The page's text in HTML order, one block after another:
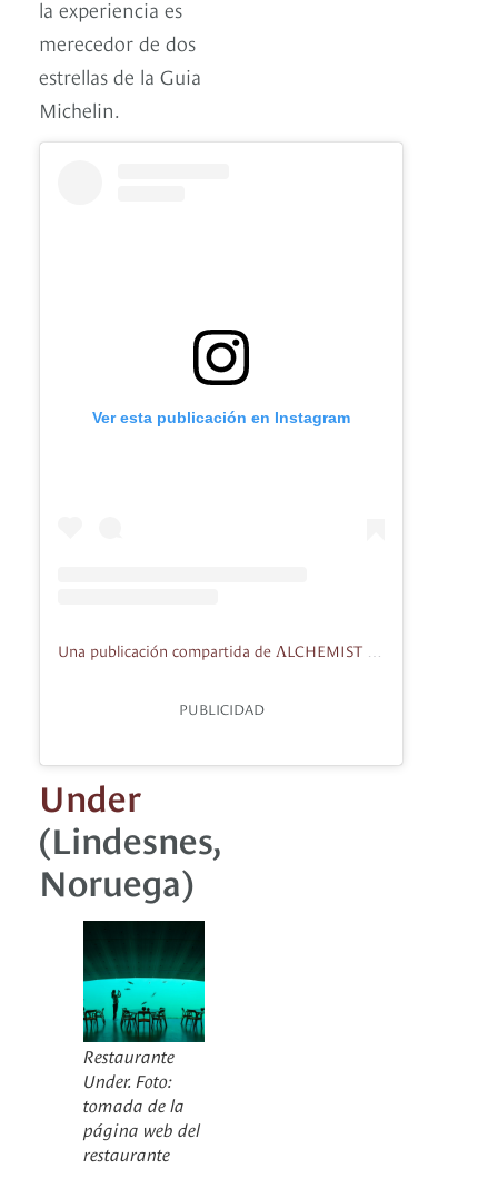
la experiencia es
merecedor de dos
estrellas de la Guia
Michelin.
Ver esta publicación en Instagram
PUBLICIDAD
Under
(Lindesnes,
Noruega)
Restaurante
Under. Foto:
tomada de la
página web del
restaurante